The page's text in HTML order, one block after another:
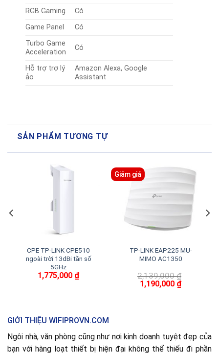
RGB Gaming
Có
Game Panel
Có
Turbo Game
Acceleration
Có
Hỗ trợ trợ lý
ảo
Amazon Alexa, Google
Assistant
SẢN PHẨM TƯƠNG TỰ
CPE TP-LINK CPE510
ngoài trời 13dBi tần số
5GHz
1,775,000 ₫
Giảm giá
TP-LINK EAP225 MU-
MIMO AC1350
2,139,000₫
Giá
gốc
1,190,000 ₫Giá
GIỚI THIỆU WIFIPROVN.COM
Ngôi nhà, văn phòng cũng như nơi kinh doanh tuyệt đẹp của
bạn với hàng loạt thiết bị hiện đại không thể thiếu đi phần